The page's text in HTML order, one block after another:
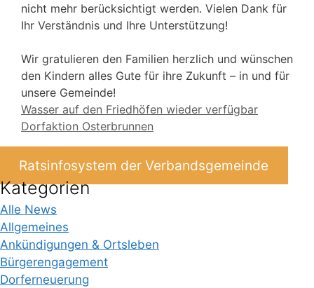
nicht mehr berücksichtigt werden. Vielen Dank für
Ihr Verständnis und Ihre Unterstützung!
Wir gratulieren den Familien herzlich und wünschen
den Kindern alles Gute für ihre Zukunft – in und für
unsere Gemeinde!
Wasser auf den Friedhöfen wieder verfügbar
Dorfaktion Osterbrunnen
Ratsinfosystem der Verbandsgemeinde
Kategorien
Alle News
Allgemeines
Ankündigungen & Ortsleben
Bürgerengagement
Dorferneuerung